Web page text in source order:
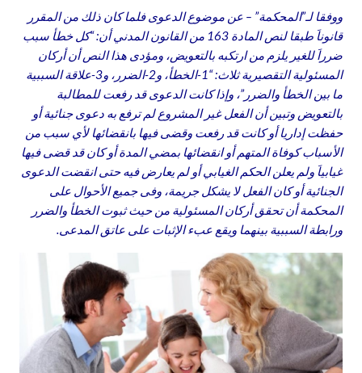
ووفقا لـ”المحكمة” – عن موضوع الدعوى فلما كان ذلك من المقرر
قانوناَ طبقا لنص المادة 163 من القانون المدني أن: “كل خطأ سبب
ضرراَ للغير يلزم من ارتكبه بالتعويض، ومؤدى هذا النص أن أركان
المسئولية التقصيرية ثلاث: “1-الخطأ، و2-الضرر، و3-علاقة السببية
ما بين الخطأ والضرر”، وإذا كانت الدعوى قد رفعت للمطالبة
بالتعويض وتبين أن الفعل غير المشروع لم ترفع به دعوى جنائية أو
حفظت إداريا أو كانت قد رفعت وقضى فيها بانقضائها لأي سبب من
الأسباب كوفاة المتهم أو انقضائها بمضي المدة أو كان قد قضى فيها
غيابياَ ولم يعلن الحكم الغيابي أو لم يعارض فيه حتى انقضت الدعوى
الجنائية أو كان الفعل لا يشكل جريمة، وفى جميع الأحوال على
المحكمة أن تحقق أركان المسئولية من حيث ثبوت الخطأ والضرر
ورابطة السببية بينهما ويقع عبء الإثبات على عاتق المدعى.